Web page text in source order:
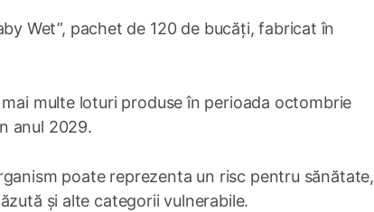
Wet”, pachet de 120 de bucăți, fabricat în
multe loturi produse în perioada octombrie
anul 2029.
poate reprezenta un risc pentru sănătate,
și alte categorii vulnerabile.